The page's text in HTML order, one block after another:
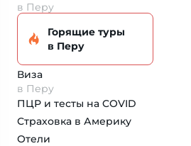
в Перу
Горящие туры
в Перу
Виза
в Перу
ПЦР и тесты на COVID
Страховка в Америку
Отели